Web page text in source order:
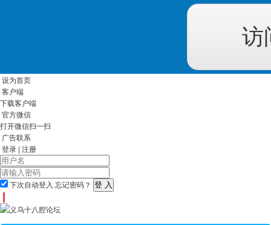
访
设为首页
客户端
下载客户端
官方微信
打开微信扫一扫
广告联系
登录 | 注册
下次自动登入 忘记密码？